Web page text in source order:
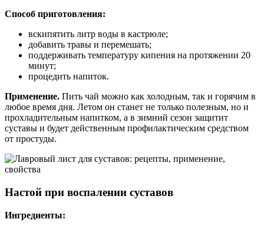
Способ приготовления:
вскипятить литр воды в кастрюле;
добавить травы и перемешать;
поддерживать температуру кипения на протяжении 20
минут;
процедить напиток.
Применение. Пить чай можно как холодным, так и горячим в
любое время дня. Летом он станет не только полезным, но и
прохладительным напитком, а в зимний сезон защитит
суставы и будет действенным профилактическим средством
от простуды.
Настой при воспалении суставов
Ингредиенты: